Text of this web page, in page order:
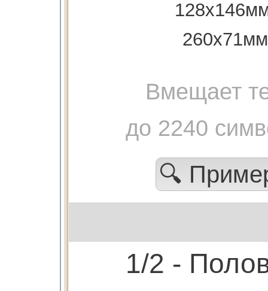
260х71мм
Вмещает
до 2240
🔍
1/2 -